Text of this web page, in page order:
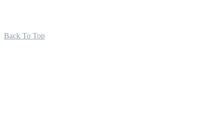
Back To Top